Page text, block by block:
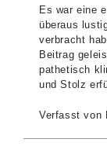
Es war eine
überaus
verbracht
Beitrag
pathetisch
und Stolz
Verfasst von